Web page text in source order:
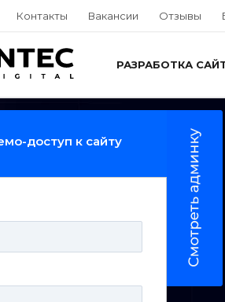
доступ к сайту
Контакты Вакансии Отзывы
РАЗРАБОТКА